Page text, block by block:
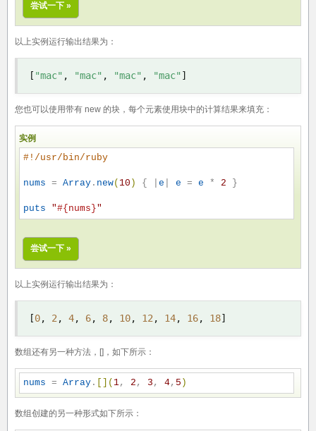
尝试一下 »
以上实例运行输出结果为：
[ "mac" , "mac" , "mac" , "mac" ]
您也可以使用带有 new 的块，每个元素使用块中的计算结果来填充：
实例
# !/usr/bin/ruby
nums = Array . new( 10 ) { | e e = e * 2 }
puts "#{nums}"
尝试一下 »
以上实例运行输出结果为：
[0, 2 , 4, 6, 8, 10, 12 , 14, 16, 18]
数组还有另一种方法，[]，如下所示：
nums = Array . ( 1, 2 , 3 , 4, 5 )
数组创建的另一种形式如下所示：